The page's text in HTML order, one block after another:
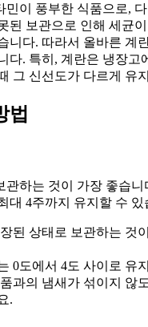
민이 풍부한 식품으로,
된 보관으로 인해 세균
니다. 따라서 올바른 계
다. 특히, 계란은 냉장고
그 신선도가 다르게 유
법
관하는 것이 가장 좋습니
대 4주까지 유지할 수 있
된 상태로 보관하는 것
0도에서 4도 사이로 유
과의 냄새가 섞이지 않
.